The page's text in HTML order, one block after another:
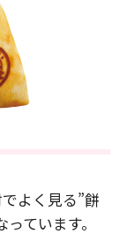
よく見る”餅
ています。